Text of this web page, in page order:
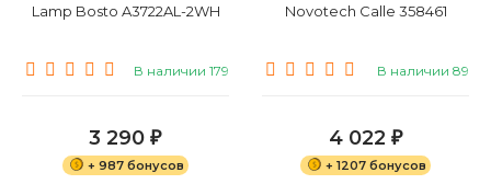
Lamp Bosto A3722AL-2WH
В наличии 179
3 290 ₽
+ 987 бонусов
Novotech Calle 358461
В наличии 89
4 022 ₽
+ 1207 бонусов